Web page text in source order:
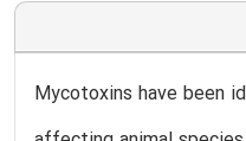
Mycotoxins have been